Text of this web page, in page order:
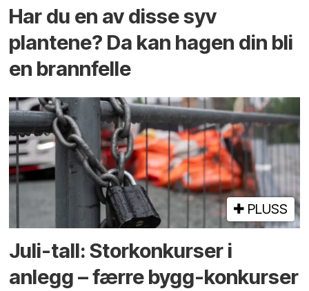
Har du en av disse syv
plantene? Da kan hagen din bli
en brannfelle
PLUSS
Juli-tall: Storkonkurser i
anlegg – færre bygg-konkurser